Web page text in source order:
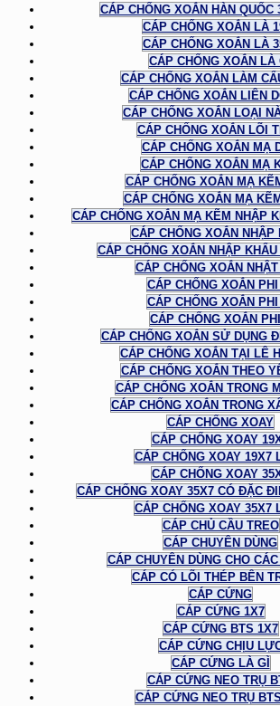
CÁP CHỐNG XOẮN HÀN QUỐC
CÁP CHỐNG XOẮN LÀ
CÁP CHỐNG XOẮN LÀ
CÁP CHỐNG XOẮN LÀ
CÁP CHỐNG XOẮN LÀM
CÁP CHỐNG XOẮN LIÊN
CÁP CHỐNG XOẮN LOẠI
CÁP CHỐNG XOẮN LÕI
CÁP CHỐNG XOẮN MẠ
CÁP CHỐNG XOẮN MẠ
CÁP CHỐNG XOẮN MẠ
CÁP CHỐNG XOẮN MẠ
CÁP CHỐNG XOẮN MẠ KẼM NHẬP
CÁP CHỐNG XOẮN NHẬP
CÁP CHỐNG XOẮN NHẬP
CÁP CHỐNG XOẮN
CÁP CHỐNG XOẮN PHI
CÁP CHỐNG XOẮN PHI
CÁP CHỐNG XOẮN
CÁP CHỐNG XOẮN SỬ DỤNG
CÁP CHỐNG XOẮN TẠI LÊ
CÁP CHỐNG XOẮN THEO
CÁP CHỐNG XOẮN TRONG
CÁP CHỐNG XOẮN TRONG
CÁP CHỐNG XOAY
CÁP CHỐNG XOAY
CÁP CHỐNG XOAY 19X7
CÁP CHỐNG XOAY
CÁP CHỐNG XOAY 35X7 CÓ ĐẶC
CÁP CHỐNG XOAY 35X7
CÁP CHỦ CẦU TREO
CÁP CHUYÊN DÙNG
CÁP CHUYÊN DÙNG CHO
CÁP CÓ LÕI THÉP BÊN
CÁP CỨNG
CÁP CỨNG 1X7
CÁP CỨNG BTS 1X7
CÁP CỨNG CHỊU
CÁP CỨNG LÀ GÌ
CÁP CỨNG NEO TRỤ
CÁP CỨNG NEO TRỤ